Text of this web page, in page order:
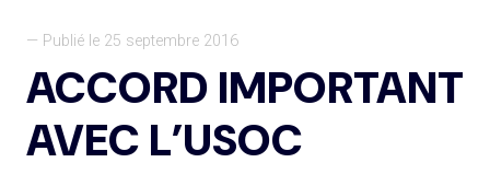
— Publié le 25 septembre 2016
ACCORD IMPORTANT
AVEC L’USOC